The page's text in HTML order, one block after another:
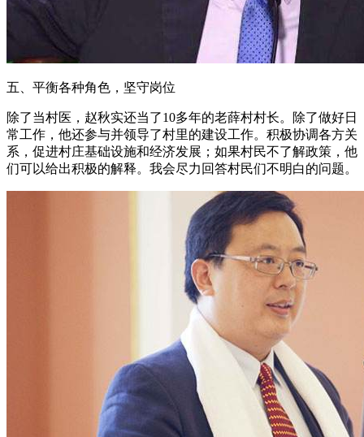
五、平衡各种角色，坚守岗位
除了当村医，赵秋实还当了10多年的老薛村村长。除了做好日
常工作，他还参与并领导了村里的建设工作。积极协调各方关
系，促进村庄基础设施和经济发展；如果村民不了解政策，他
们可以给出积极的解释。我会尽力回答村民们不明白的问题。